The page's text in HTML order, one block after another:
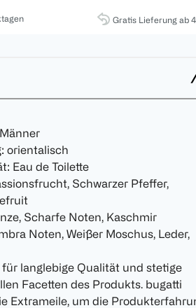
Gratis Lieferung ab
orientalisch
Eau de Toilette
Schwarzer Pfeffer,
Scharfe Noten, Kaschmir
Noten, Weißer Moschus, Leder,
langlebige Qualität und stetige
Facetten des Produkts. bugatti
Extrameile, um die